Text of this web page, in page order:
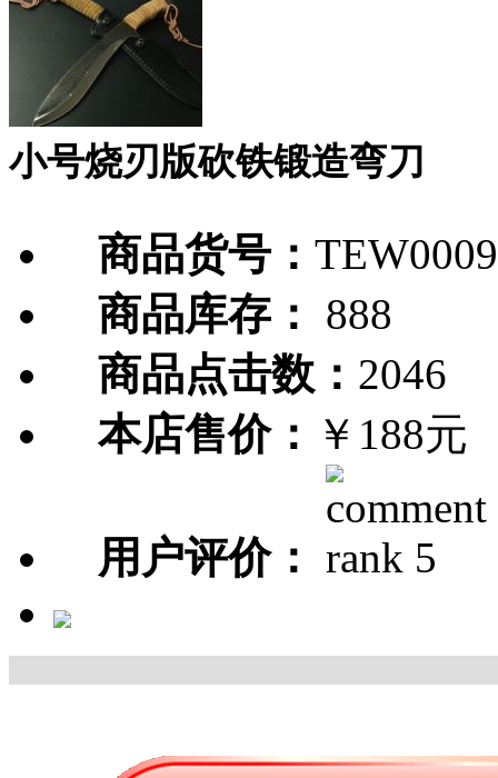
小号烧刃版砍铁锻造弯刀
商品货号：
商品库存：
888
商品点击数： 2046
本店售价： ￥188元
用户评价：